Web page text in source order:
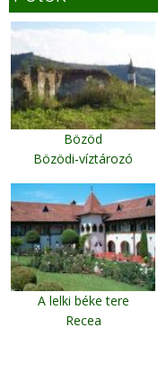
Bözöd
Bözödi-víztározó
A lelki béke tere
Recea